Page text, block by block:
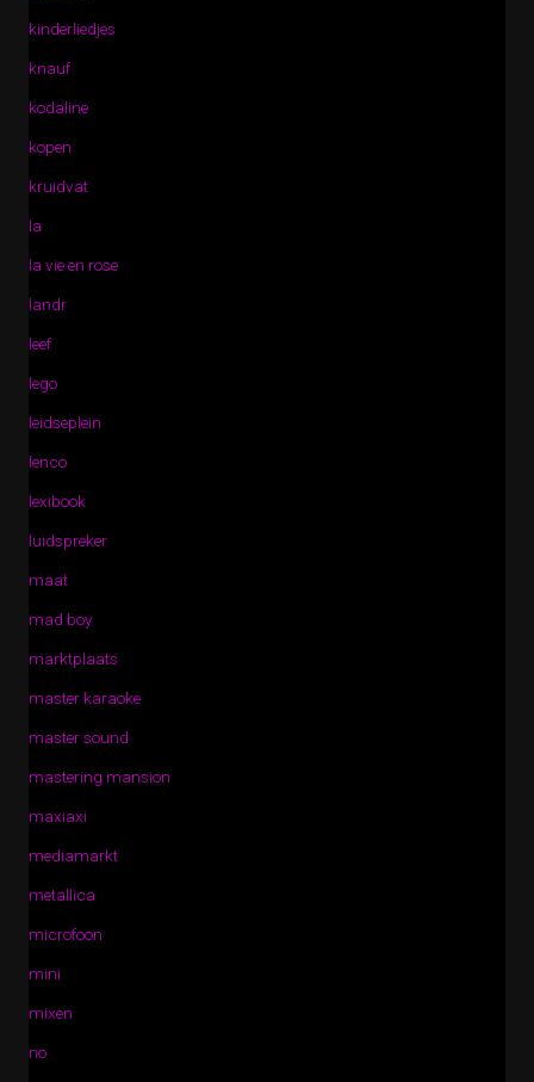
kinderliedjes
knauf
kodaline
kopen
kruidvat
la
la vie en rose
landr
leef
lego
leidseplein
lenco
lexibook
luidspreker
maat
mad boy
marktplaats
master karaoke
master sound
mastering mansion
maxiaxi
mediamarkt
metallica
microfoon
mini
mixen
no